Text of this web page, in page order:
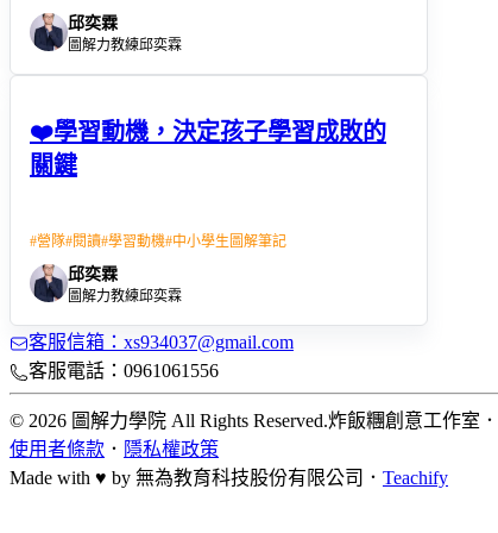
邱奕霖
圖解力教練邱奕霖
❤️學習動機，決定孩子學習成敗的
關鍵
#營隊#閱讀#學習動機#中小學生圖解筆記
邱奕霖
圖解力教練邱奕霖
客服信箱：xs934037@gmail.com
客服電話：0961061556
© 2026 圖解力學院 All Rights Reserved.炸飯糰創意工作室 ．
使用者條款 ． 隱私權政策
Made with ♥ by 無為教育科技股份有限公司． Teachify